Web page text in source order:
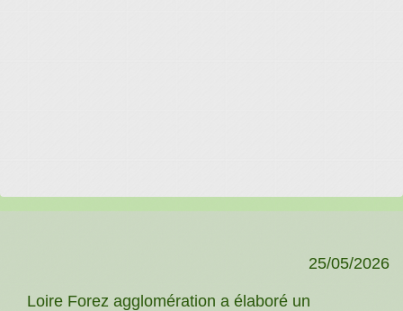
25/05/2026
Loire Forez agglomération a élaboré un